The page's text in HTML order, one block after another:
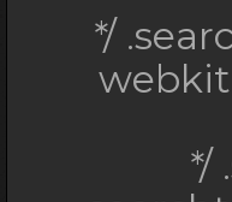
*/
*/